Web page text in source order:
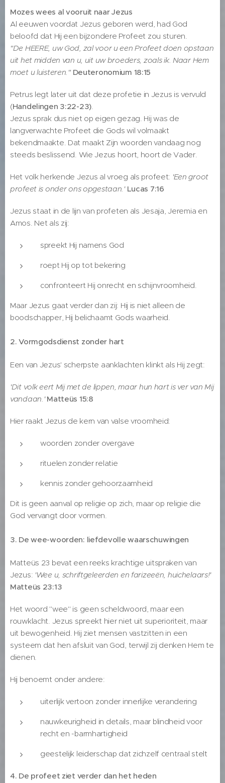
Mozes wees al vooruit naar Jezus
Al eeuwen voordat Jezus geboren werd, had God
beloofd dat Hij een bijzondere Profeet zou sturen.
"De HEERE, uw God, zal voor u een Profeet doen opstaan
uit het midden van u, uit uw broeders, zoals ik. Naar Hem
moet u luisteren." Deuteronomium 18:15
Petrus legt later uit dat deze profetie in Jezus is vervuld
(Handelingen 3:22-23).
Jezus sprak dus niet op eigen gezag. Hij was de
langverwachte Profeet die Gods wil volmaakt
bekendmaakte. Dat maakt Zijn woorden vandaag nog
steeds beslissend. Wie Jezus hoort, hoort de Vader.
Het volk herkende Jezus al vroeg als profeet: 'Een groot
profeet is onder ons opgestaan.' Lucas 7:16
Jezus staat in de lijn van profeten als Jesaja, Jeremia en
Amos. Net als zij:
spreekt Hij namens God
roept Hij op tot bekering
confronteert Hij onrecht en schijnvroomheid.
Maar Jezus gaat verder dan zij: Hij is niet alleen de
boodschapper, Hij belichaamt Gods waarheid.
2. Vormgodsdienst zonder hart
Een van Jezus' scherpste aanklachten klinkt als Hij zegt:
'Dit volk eert Mij met de lippen, maar hun hart is ver van Mij
vandaan.'Matteüs 15:8
Hier raakt Jezus de kern van valse vroomheid:
woorden zonder overgave
rituelen zonder relatie
kennis zonder gehoorzaamheid
Dit is geen aanval op religie op zich, maar op religie die
God vervangt door vormen.
3. De wee-woorden: liefdevolle waarschuwingen
Matteüs 23 bevat een reeks krachtige uitspraken van
Jezus: 'Wee u, schriftgeleerden en farizeeën, huichelaars!'
Matteüs 23:13
Het woord "wee" is geen scheldwoord, maar een
rouwklacht. Jezus spreekt hier niet uit superioriteit, maar
uit bewogenheid. Hij ziet mensen vastzitten in een
systeem dat hen afsluit van God, terwijl zij denken Hem te
dienen.
Hij benoemt onder andere:
uiterlijk vertoon zonder innerlijke verandering
nauwkeurigheid in details, maar blindheid voor
recht en -barmhartigheid
geestelijk leiderschap dat zichzelf centraal stelt
4. De profeet ziet verder dan het heden